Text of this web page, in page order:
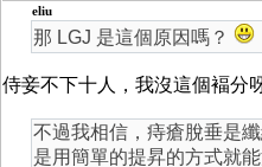
eliu
那 LGJ 是這個原因嗎？
侍妾不下十人，我沒這個褔分
不過我相信，痔瘡脫垂是
是用簡單的提昇的方式就能